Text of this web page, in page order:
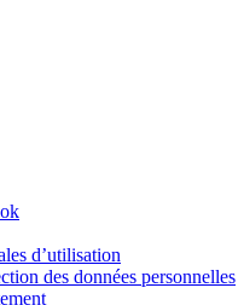
d’utilisation
des données personnelles